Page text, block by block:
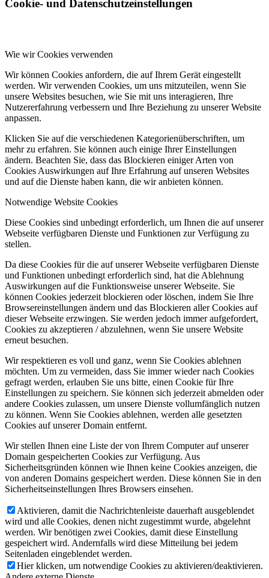
Cookie- und Datenschutzeinstellungen
Wie wir Cookies verwenden
Wir können Cookies anfordern, die auf Ihrem Gerät eingestellt
werden. Wir verwenden Cookies, um uns mitzuteilen, wenn Sie
unsere Websites besuchen, wie Sie mit uns interagieren, Ihre
Nutzererfahrung verbessern und Ihre Beziehung zu unserer Website
anpassen.
Klicken Sie auf die verschiedenen Kategorienüberschriften, um
mehr zu erfahren. Sie können auch einige Ihrer Einstellungen
ändern. Beachten Sie, dass das Blockieren einiger Arten von
Cookies Auswirkungen auf Ihre Erfahrung auf unseren Websites
und auf die Dienste haben kann, die wir anbieten können.
Notwendige Website Cookies
Diese Cookies sind unbedingt erforderlich, um Ihnen die auf unserer
Webseite verfügbaren Dienste und Funktionen zur Verfügung zu
stellen.
Da diese Cookies für die auf unserer Webseite verfügbaren Dienste
und Funktionen unbedingt erforderlich sind, hat die Ablehnung
Auswirkungen auf die Funktionsweise unserer Webseite. Sie
können Cookies jederzeit blockieren oder löschen, indem Sie Ihre
Browsereinstellungen ändern und das Blockieren aller Cookies auf
dieser Webseite erzwingen. Sie werden jedoch immer aufgefordert,
Cookies zu akzeptieren / abzulehnen, wenn Sie unsere Website
erneut besuchen.
Wir respektieren es voll und ganz, wenn Sie Cookies ablehnen
möchten. Um zu vermeiden, dass Sie immer wieder nach Cookies
gefragt werden, erlauben Sie uns bitte, einen Cookie für Ihre
Einstellungen zu speichern. Sie können sich jederzeit abmelden oder
andere Cookies zulassen, um unsere Dienste vollumfänglich nutzen
zu können. Wenn Sie Cookies ablehnen, werden alle gesetzten
Cookies auf unserer Domain entfernt.
Wir stellen Ihnen eine Liste der von Ihrem Computer auf unserer
Domain gespeicherten Cookies zur Verfügung. Aus
Sicherheitsgründen können wie Ihnen keine Cookies anzeigen, die
von anderen Domains gespeichert werden. Diese können Sie in den
Sicherheitseinstellungen Ihres Browsers einsehen.
Aktivieren, damit die Nachrichtenleiste dauerhaft ausgeblendet
wird und alle Cookies, denen nicht zugestimmt wurde, abgelehnt
werden. Wir benötigen zwei Cookies, damit diese Einstellung
gespeichert wird. Andernfalls wird diese Mitteilung bei jedem
Seitenladen eingeblendet werden.
Hier klicken, um notwendige Cookies zu aktivieren/deaktivieren.